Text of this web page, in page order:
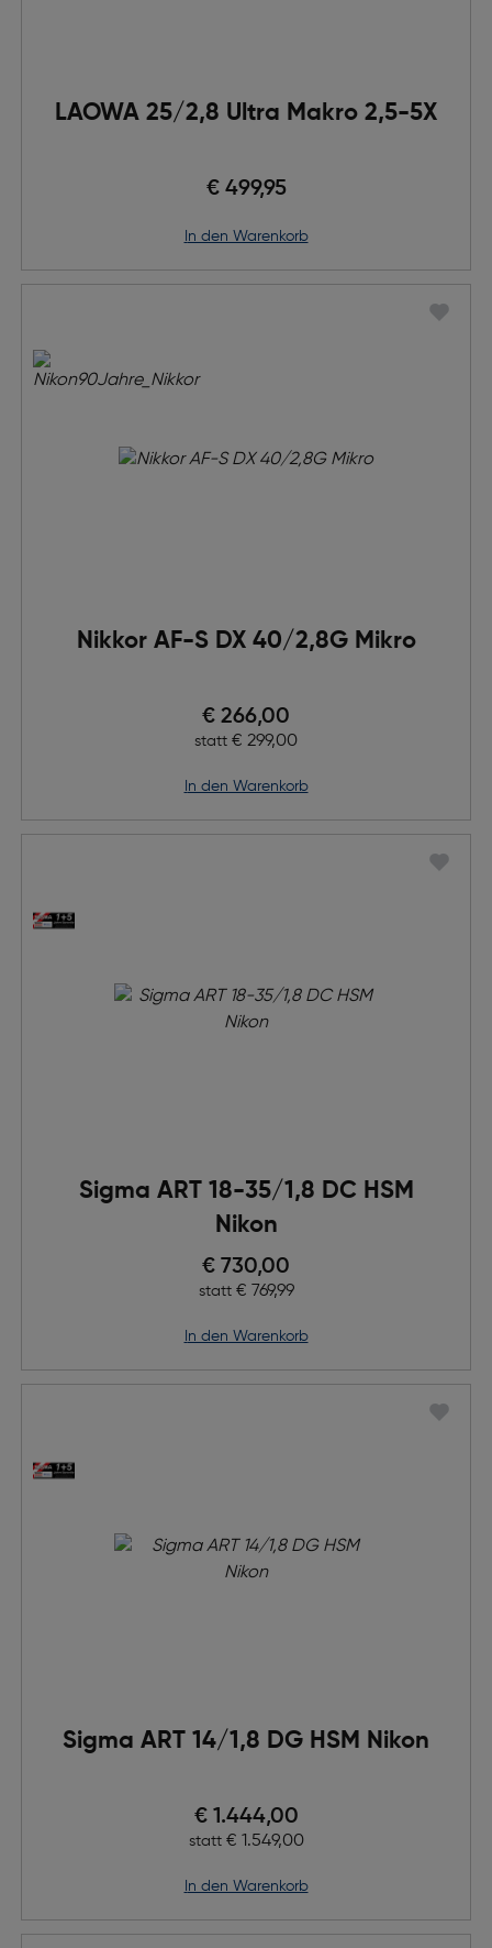
LAOWA 25/2,8 Ultra Makro 2,5-5X
€ 499,95
in den Warenkorb
Nikkor AF-S DX 40/2,8G Mikro
Preis nach Rabatts
€ 266,00
statt Ursprünglicher Preis
€ 299,00
in den Warenkorb
Sigma ART 18-35/1,8 DC HSM
Nikon
Preis nach Rabatts
€ 730,00
statt Ursprünglicher Preis
€ 769,99
in den Warenkorb
Sigma ART 14/1,8 DG HSM Nikon
Preis nach Rabatts
€ 1.444,00
statt Ursprünglicher Preis
€ 1.549,00
in den Warenkorb